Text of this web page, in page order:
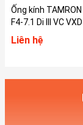
Ống kính TAMRON 28-300mm
F4-7.1 Di III VC
Liên hệ